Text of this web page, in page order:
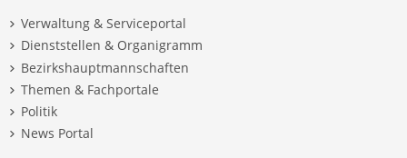
Verwaltung & Serviceportal
Dienststellen & Organigramm
Bezirkshauptmannschaften
Themen & Fachportale
Politik
News Portal